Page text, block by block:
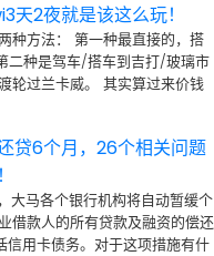
天2夜就是该这么玩！
种方法： 第一种最直接的，搭
二种是驾车/搭车到吉打/玻璃市
轮过兰卡威。 其实算过来价钱
贷6个月，26个相关问题
大马各个银行机构将自动暂缓个
借款人的所有贷款及融资的偿还
信用卡债务。对于这项措施有什